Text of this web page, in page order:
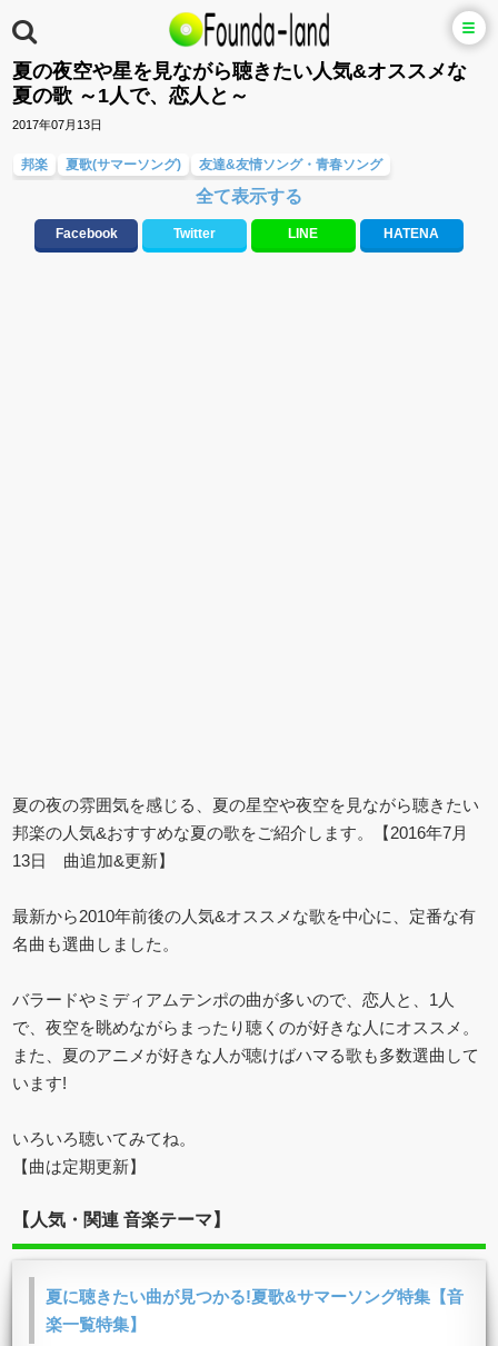
夏の夜空や星を見ながら聴きたい人気&オススメな
夏の歌 ～1人で、恋人と～
2017年07月13日
邦楽 夏歌(サマーソング) 友達&友情ソング・青春ソング
全て表示する
Facebook Twitter LINE HATENA
夏の夜の雰囲気を感じる、夏の星空や夜空を見ながら聴きたい
邦楽の人気&おすすめな夏の歌をご紹介します。【2016年7月
13日 曲追加&更新】
最新から2010年前後の人気&オススメな歌を中心に、定番な有
名曲も選曲しました。
バラードやミディアムテンポの曲が多いので、恋人と、1人
で、夜空を眺めながらまったり聴くのが好きな人にオススメ。
また、夏のアニメが好きな人が聴けばハマる歌も多数選曲して
います!
いろいろ聴いてみてね。
【曲は定期更新】
【人気・関連 音楽テーマ】
夏に聴きたい曲が見つかる!夏歌&サマーソング特集【音
楽一覧特集】